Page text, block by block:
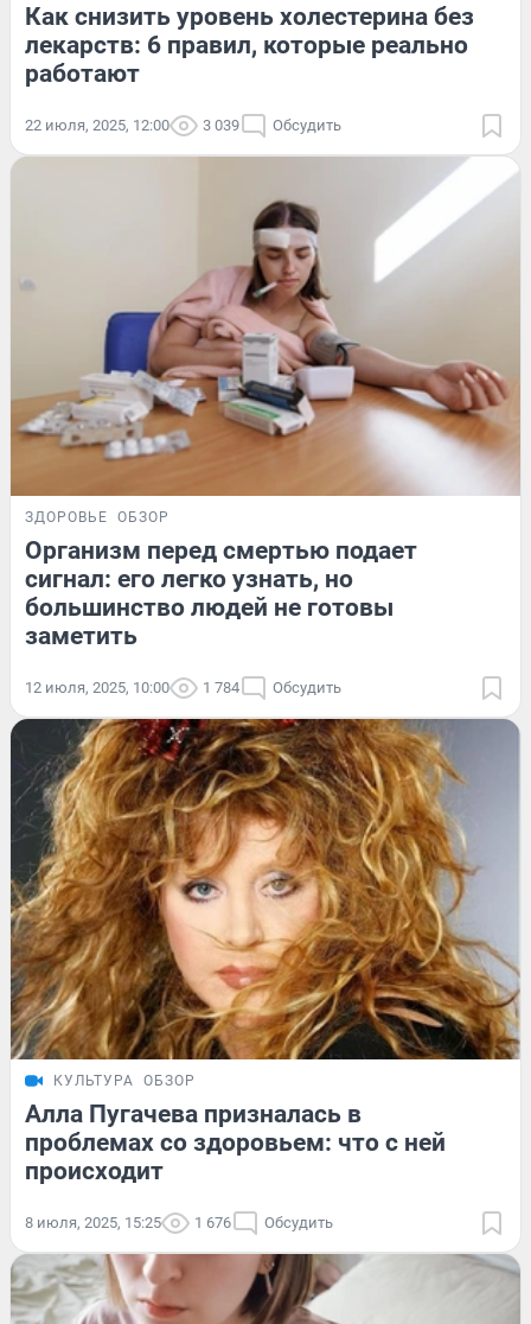
Как снизить уровень холестерина без
лекарств: 6 правил, которые реально
работают
22 июля, 2025, 12:00 3 039 Обсудить
ЗДОРОВЬЕ ОБЗОР
Организм перед смертью подает
сигнал: его легко узнать, но
большинство людей не готовы
заметить
12 июля, 2025, 10:00 1 784 Обсудить
КУЛЬТУРА ОБЗОР
Алла Пугачева призналась в
проблемах со здоровьем: что с ней
происходит
8 июля, 2025, 15:25 1 676 Обсудить